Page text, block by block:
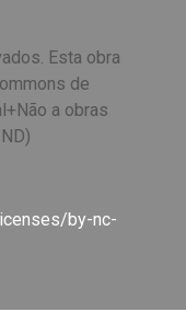
Esta obra
de
a obras
by-nc-